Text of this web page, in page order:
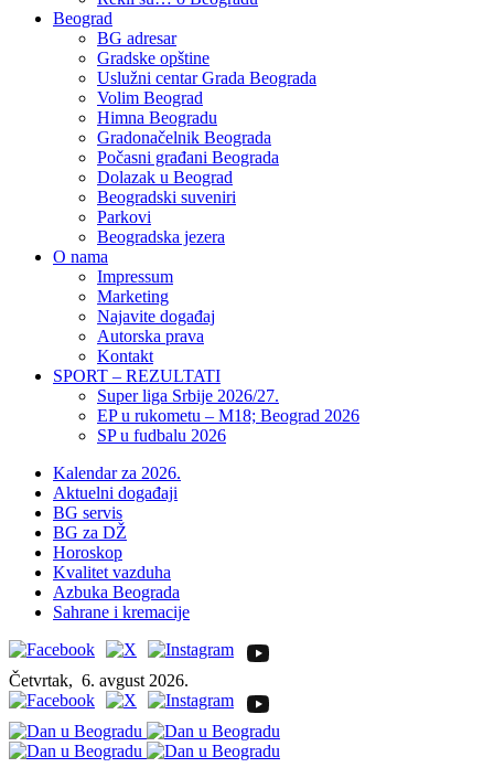
Beograd
BG adresar
Gradske opštine
Uslužni centar Grada Beograda
Volim Beograd
Himna Beogradu
Gradonačelnik Beograda
Počasni građani Beograda
Dolazak u Beograd
Beogradski suveniri
Parkovi
Beogradska jezera
O nama
Impressum
Marketing
Najavite događaj
Autorska prava
Kontakt
SPORT – REZULTATI
Super liga Srbije 2026/27.
EP u rukometu – M18; Beograd 2026
SP u fudbalu 2026
Kalendar za 2026.
Aktuelni događaji
BG servis
BG za DŽ
Horoskop
Kvalitet vazduha
Azbuka Beograda
Sahrane i kremacije
Četvrtak, 6. avgust 2026.